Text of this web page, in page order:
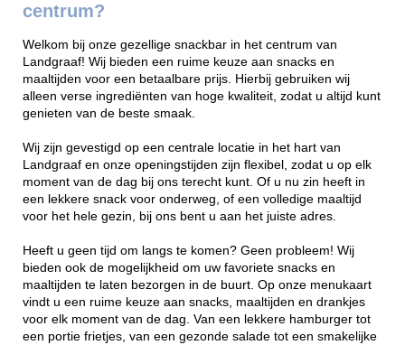
centrum?
Welkom bij onze gezellige snackbar in het centrum van
Landgraaf! Wij bieden een ruime keuze aan snacks en
maaltijden voor een betaalbare prijs. Hierbij gebruiken wij
alleen verse ingrediënten van hoge kwaliteit, zodat u altijd kunt
genieten van de beste smaak.
Wij zijn gevestigd op een centrale locatie in het hart van
Landgraaf en onze openingstijden zijn flexibel, zodat u op elk
moment van de dag bij ons terecht kunt. Of u nu zin heeft in
een lekkere snack voor onderweg, of een volledige maaltijd
voor het hele gezin, bij ons bent u aan het juiste adres.
Heeft u geen tijd om langs te komen? Geen probleem! Wij
bieden ook de mogelijkheid om uw favoriete snacks en
maaltijden te laten bezorgen in de buurt. Op onze menukaart
vindt u een ruime keuze aan snacks, maaltijden en drankjes
voor elk moment van de dag. Van een lekkere hamburger tot
een portie frietjes, van een gezonde salade tot een smakelijke